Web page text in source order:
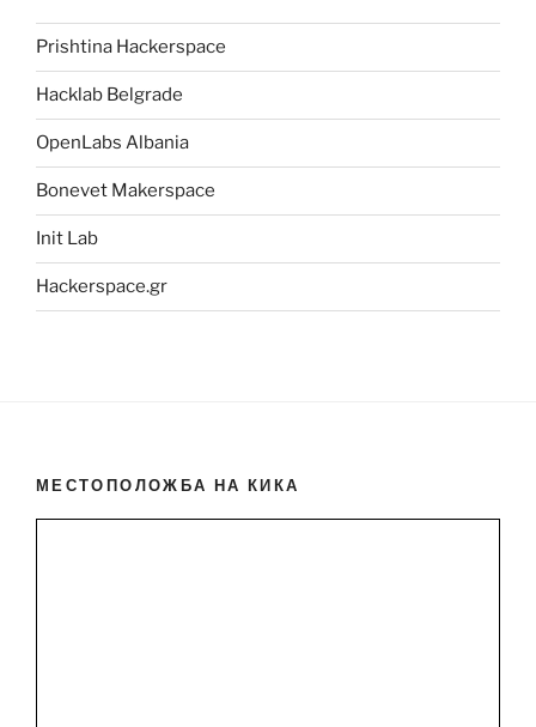
Prishtina Hackerspace
Hacklab Belgrade
OpenLabs Albania
Bonevet Makerspace
Init Lab
Hackerspace.gr
МЕСТОПОЛОЖБА НА КИКА